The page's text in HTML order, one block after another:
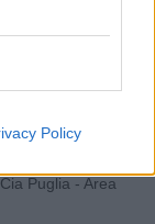
Policy
Puglia - Area